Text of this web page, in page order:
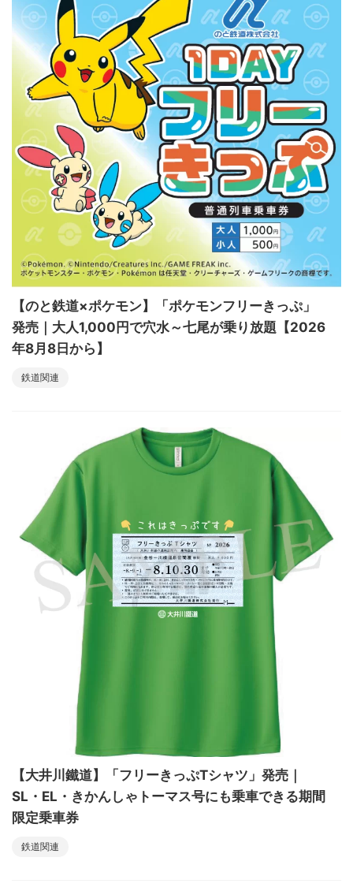
【のと鉄道×ポケモン】「ポケモンフリーきっぷ」
発売｜大人1,000円で穴水～七尾が乗り放題【2026
年8月8日から】
鉄道関連
【大井川鐵道】「フリーきっぷTシャツ」発売｜
SL・EL・きかんしゃトーマス号にも乗車できる期間
限定乗車券
鉄道関連